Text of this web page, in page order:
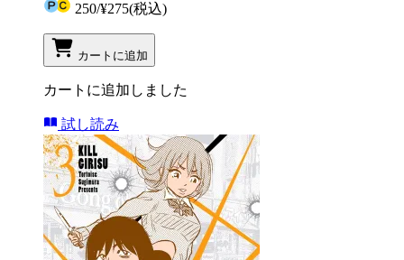
250/¥275(税込)
カートに追加
カートに追加しました
試し読み